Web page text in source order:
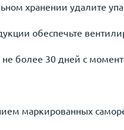
хранении удалите
обеспечьте
более 30 дней с
маркированных